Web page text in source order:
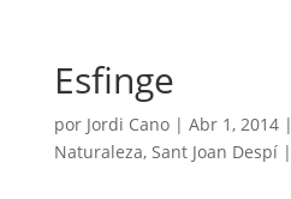
Esfinge
por Jordi Cano| Abr 1, 2014|
Naturaleza, Sant Joan Despí|